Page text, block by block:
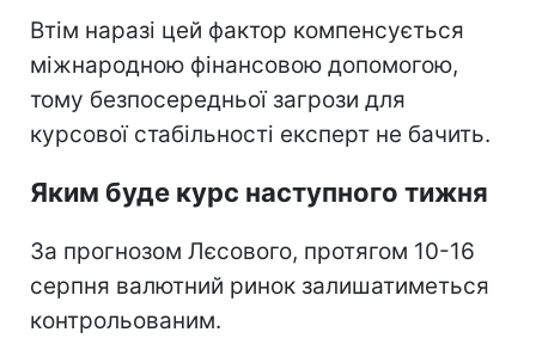
Втім наразі цей фактор компенсується
міжнародною фінансовою допомогою,
тому безпосередньої загрози для
курсової стабільності експерт не бачить.
Яким буде курс наступного тижня
За прогнозом Лєсового, протягом 10-16
серпня валютний ринок залишатиметься
контрольованим.